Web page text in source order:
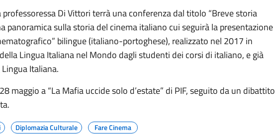
Di Vittori terrà una conferenza dal titolo “Breve storia
panoramica sulla storia del cinema italiano cui seguirà la presentazione
bilingue (italiano-portoghese), realizzato nel 2017 in
Lingua Italiana nel Mondo dagli studenti dei corsi di italiano, e già
Italiana.
maggio a “La Mafia uccide solo d’estate” di PIF, seguito da un dibattito
Diplomazia Culturale Fare Cinema